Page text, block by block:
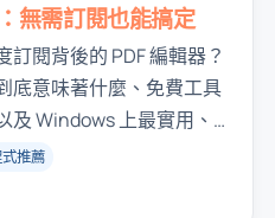
無需訂閱也能搞定
閱背後的 PDF 編輯器？
底意味著什麼、免費工具
Windows 上最實用、無
推薦